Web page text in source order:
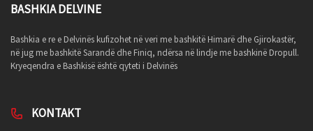
BASHKIA DELVINE
Bashkia e re e Delvinës kufizohet në veri me bashkitë Himarë dhe Gjirokastër,
në jug me bashkitë Sarandë dhe Finiq, ndërsa në lindje me bashkinë Dropull.
Kryeqendra e Bashkisë është qyteti i Delvinës
KONTAKT